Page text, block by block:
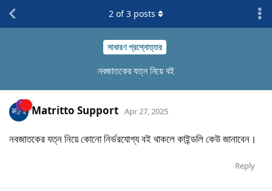
সাধারণ প্রশ্নোত্তর
নবজাতকের যত্ন নিয়ে বই
2 of3 posts
Matritto Support Apr 27, 2025
নবজাতকের যত্ন নিয়ে কোনো নির্ভরযোগ্য বই থাকলে কাইন্ডলি কেউ জানাবেন।
Reply